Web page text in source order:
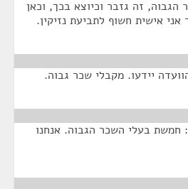
זה גזבר וכיוצא בכך, וכאן
אישית חשוף לתביעת נזיקין.
יידעו. מקבלי שכר גבוה.
בעלי השכר הגבוה. אנחנו